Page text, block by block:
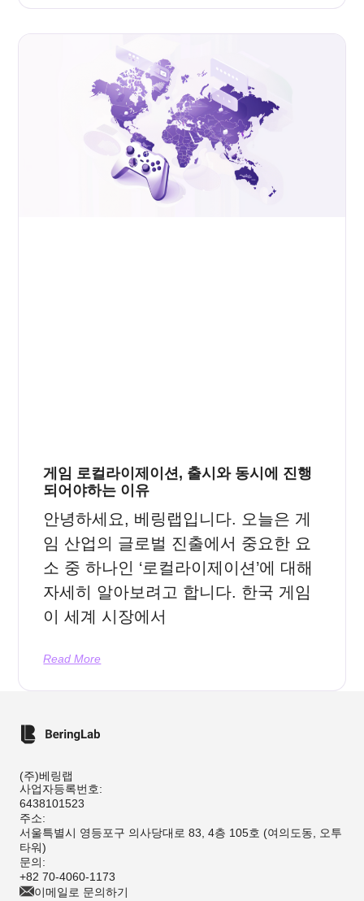
게임 로컬라이제이션, 출시와 동시에 진행
되어야하는 이유
안녕하세요, 베링랩입니다. 오늘은 게
임 산업의 글로벌 진출에서 중요한 요
소 중 하나인 ‘로컬라이제이션’에 대해
자세히 알아보려고 합니다. 한국 게임
이 세계 시장에서
Read More
(주)베링랩
사업자등록번호:
6438101523
주소:
서울특별시 영등포구 의사당대로 83, 4층 105호 (여의도동, 오투
타워)
문의:
+82 70-4060-1173
이메일로 문의하기